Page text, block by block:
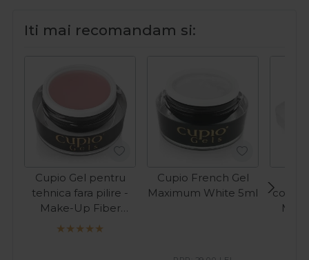
Iti mai recomandam si:
Cupio Gel pentru
tehnica fara pilire -
Make-Up Fiber
Natural 15ml
Cupio French Gel
Maximum White 5ml